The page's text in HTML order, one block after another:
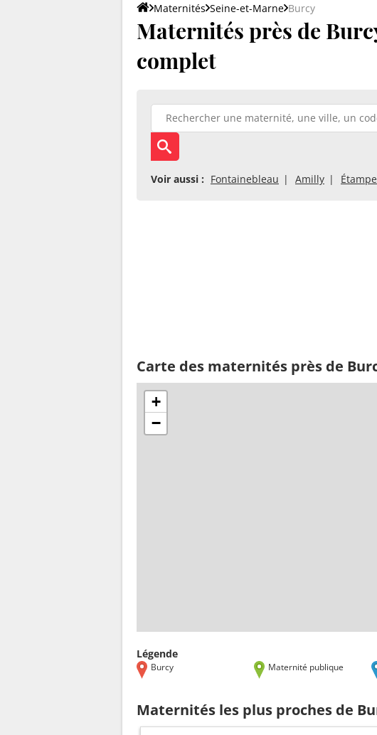
Maternités Seine-et-Marne Burcy
Maternités près de
complet
Voir aussi : Fontainebleau Amilly
Carte des maternités près de
+
−
Légende
Burcy Maternité publique
Maternités les plus proches de